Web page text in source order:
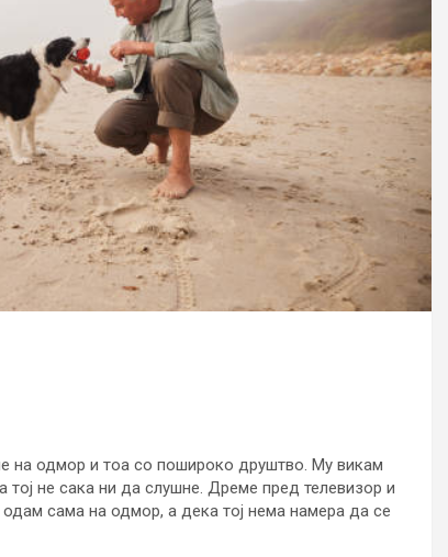
на одмор и тоа со пошироко друштво. Му викам
тој не сака ни да слушне. Дреме пред телевизор и
сама на одмор, а дека тој нема намера да се